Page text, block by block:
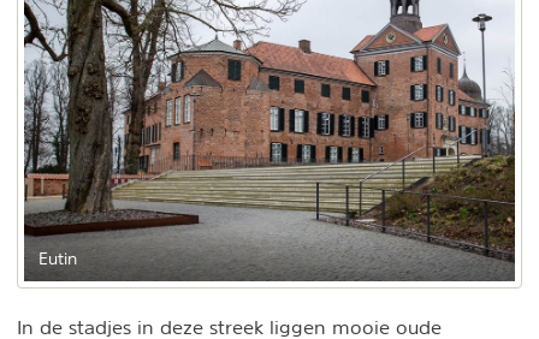
Eutin
In de stadjes in deze streek liggen mooie oude